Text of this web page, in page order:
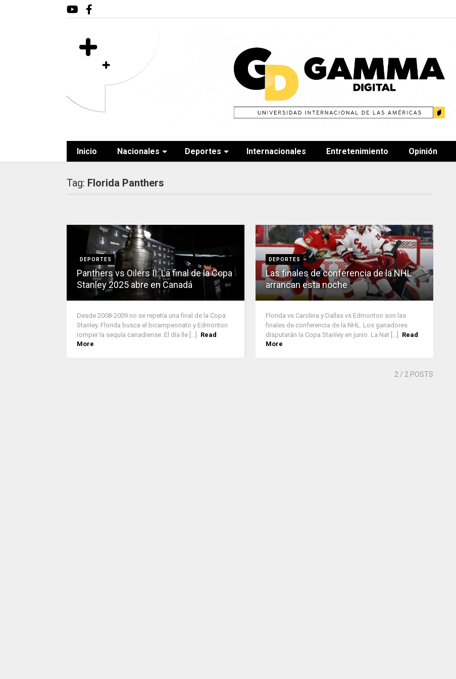
Inicio Nacionales Deportes Internacionales Entretenimiento Opinión
Tag: Florida Panthers
DEPORTES
Panthers vs Oilers II: La final de la Copa
Stanley 2025 abre en Canadá
Desde 2008-2009 no se repetía una final de la Copa
Stanley. Florida busca el bicampeonato y Edmonton
romper la sequía canadiense. El día lle [...]
Read
More
DEPORTES
Las finales de conferencia de la NHL
arrancan esta noche
Florida vs Carolina y Dallas vs Edmonton son las
finales de conferencia de la NHL. Los ganadores
disputarán la Copa Stanley en junio. La Nat [...]
Read
More
2 / 2 POSTS